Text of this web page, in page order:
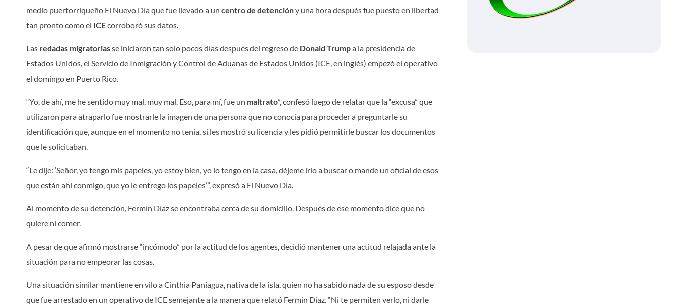
medio puertorriqueño El Nuevo Día que fue llevado a un centro de detencióny una hora después fue puesto en libertad
tan pronto como el ICEcorroboró sus datos.
Las redadas migratoriasse iniciaron tan solo pocos días después del regreso de Donald Trumpa la presidencia de
Estados Unidos, el Servicio de Inmigración y Control de Aduanas de Estados Unidos (ICE, en inglés) empezó el operativo
el domingo en Puerto Rico.
“Yo, de ahí, me he sentido muy mal, muy mal. Eso, para mí, fue un maltrato”, confesó luego de relatar que la “excusa” que
utilizaron para atraparlo fue mostrarle la imagen de una persona que no conocía para proceder a preguntarle su
identificación que, aunque en el momento no tenía, sí les mostró su licencia y les pidió permitirle buscar los documentos
que le solicitaban.
“Le dije: ‘Señor, yo tengo mis papeles, yo estoy bien, yo lo tengo en la casa, déjeme irlo a buscar o mande un oficial de esos
que están ahí conmigo, que yo le entrego los papeles’”, expresó a El Nuevo Día.
Al momento de su detención, Fermín Díaz se encontraba cerca de su domicilio. Después de ese momento dice que no
quiere ni comer.
A pesar de que afirmó mostrarse “incómodo” por la actitud de los agentes, decidió mantener una actitud relajada ante la
situación para no empeorar las cosas.
Una situación similar mantiene en vilo a Cinthia Paniagua, nativa de la isla, quien no ha sabido nada de su esposo desde
que fue arrestado en un operativo de ICE semejante a la manera que relató Fermín Díaz. “Ni te permiten verlo, ni darle